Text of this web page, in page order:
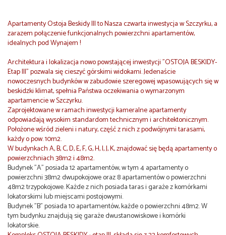
Apartamenty Ostoja Beskidy III to Nasza czwarta inwestycja w Szczyrku, a
zarazem połączenie funkcjonalnych powierzchni apartamentów,
idealnych pod Wynajem !
Architektura i lokalizacja nowo powstającej inwestycji "OSTOJA BESKIDY-
Etap III" pozwala się cieszyć górskimi widokami. Jedenaście
nowoczesnych budynków w zabudowie szeregowej wpasowujących się w
beskidzki klimat, spełnia Państwa oczekiwania o wymarzonym
apartamencie w Szczyrku.
Zaprojektowane w ramach inwestycji kameralne apartamenty
odpowiadają wysokim standardom technicznym i architektonicznym.
Położone wśród zieleni i natury, część z nich z podwójnymi tarasami,
każdy o pow. 10m2.
W budynkach A, B, C, D, E, F, G, H, I, J, K, znajdować się będą apartamenty o
powierzchniach 38m2 i 48m2.
Budynek "A" posiada 12 apartamentów, w tym 4 apartamenty o
powierzchni 38m2 dwupokojowe oraz 8 apartamentów o powierzchni
48m2 trzypokojowe. Każde z nich posiada taras i garaże z komórkami
lokatorskimi lub miejscami postojowymi.
Budynek "B" posiada 10 apartamentów, każde o powierzchni 48m2. W
tym budynku znajdują się garaże dwustanowiskowe i komórki
lokatorskie.